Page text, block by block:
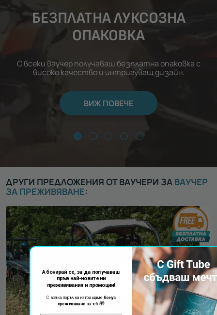
БЕЗПЛАТНА ЛУКСОЗНА
ОПАКОВКА
С всеки ваучер получаваш безплатна опаковка с
високо качество и интригуващ дизайн.
ВИЖ ПОВЕЧЕ
ДРУГИ ПРЕДЛОЖЕНИЯ ОТ ВАУЧЕРИ ЗА ВАУЧЕР
ЗА ПРЕЖИВЯВАНЕ:
Абонирай се, за да получаваш
пръв най-новите ни
преживявания и промоции!
С всяка поръчка изпращаме бонус
преживяванеза теб!🎁